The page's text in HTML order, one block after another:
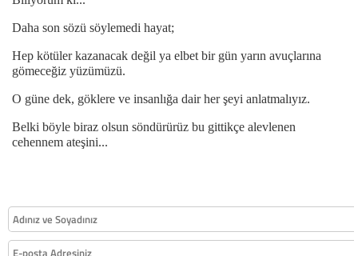
Daha son sözü söylemedi hayat;
Hep kötüler kazanacak değil ya elbet bir gün yarın avuçlarına
gömeceğiz yüzümüzü.
O güne dek, göklere ve insanlığa dair her şeyi anlatmalıyız.
Belki böyle biraz olsun söndürürüz bu gittikçe alevlenen
cehennem ateşini...